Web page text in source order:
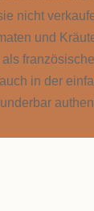
nicht
und
in der